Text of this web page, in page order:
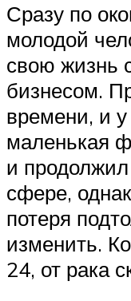
Сразу по
молодой
свою жизнь
бизнесом.
времени, и
маленькая
и
сфере,
потеря
изменить.
24, от рака